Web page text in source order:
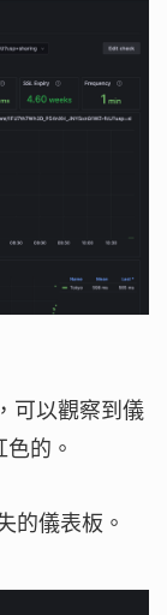
可以觀察到儀
的。
的儀表板。